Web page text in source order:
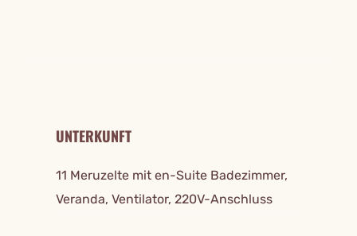
UNTERKUNFT
11 Meruzelte mit en-Suite Badezimmer,
Veranda, Ventilator, 220V-Anschluss